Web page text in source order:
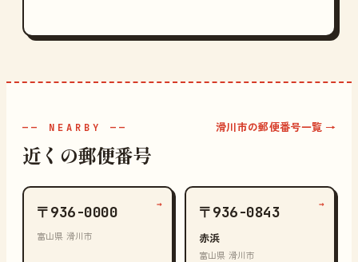
—— NEARBY ——
近くの郵便番号
滑川市の郵便番号一覧 →
〒936-0000
富山県 滑川市
→ 〒936-0843
赤浜
富山県 滑川市
→